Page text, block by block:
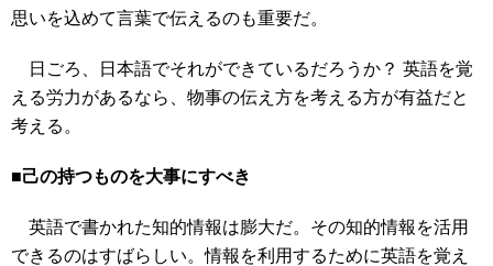
思いを込めて言葉で伝えるのも重要だ。
日ごろ、日本語でそれができているだろうか？ 英語を覚
える労力があるなら、物事の伝え方を考える方が有益だと
考える。
■己の持つものを大事にすべき
英語で書かれた知的情報は膨大だ。その知的情報を活用
できるのはすばらしい。情報を利用するために英語を覚え